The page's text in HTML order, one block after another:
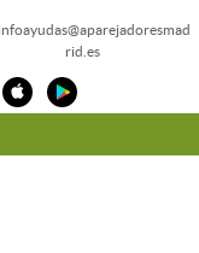
infoayudas@aparejadoresmad
rid.es